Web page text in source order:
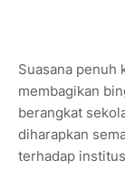
Suasana penuh
membagikan
berangkat
diharapkan
terhadap